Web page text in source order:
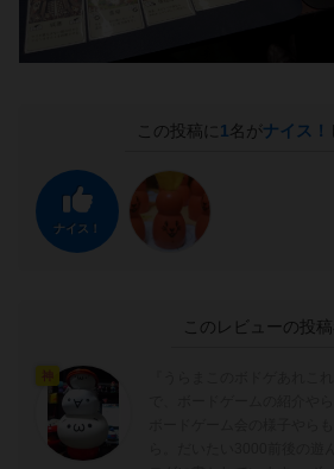
この投稿に 1 名がナイス！
ナイス！
このレビューの投